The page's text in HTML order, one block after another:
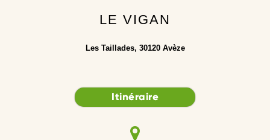
LE VIGAN
Les Taillades, 30120 Avèze
Itinéraire